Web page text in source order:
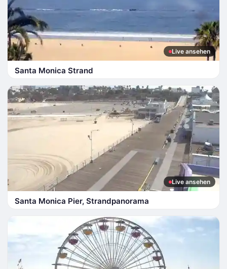
Live ansehen
Santa Monica Strand
Live ansehen
Santa Monica Pier, Strandpanorama